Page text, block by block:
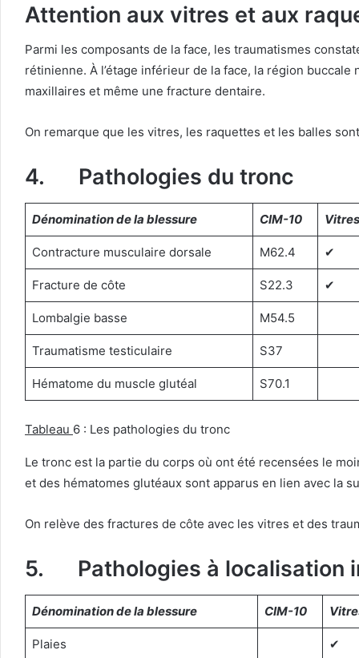
Attention aux vitres et aux
Parmi les composants de la face, les traumatismes
rétinienne. À l’étage inférieur de la face, la région
maxillaires et même une fracture dentaire.
On remarque que les vitres, les raquettes et les balles
4. Pathologies du tronc
Dénomination de la blessure CIM-10 Vitres
Contracture musculaire dorsale M62.4 ✔︎
Fracture de côte S22.3 ✔︎
Lombalgie basse M54.5
Traumatisme testiculaire S37
Hématome du muscle glutéal S70.1
Tableau 6 : Les pathologies du tronc
Le tronc est la partie du corps où ont été recensées le
et des hématomes glutéaux sont apparus en lien avec la
On relève des fractures de côte avec les vitres et des
5. Pathologies à localisation
Dénomination de la blessure CIM-10
Plaies ✔︎